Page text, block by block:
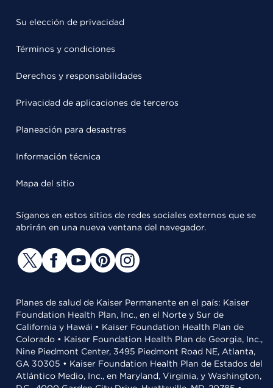
Su elección de privacidad
Términos y condiciones
Derechos y responsabilidades
Privacidad de aplicaciones de terceros
Planeación para desastres
Información técnica
Mapa del sitio
Síganos en estos sitios de redes sociales externos que se
abrirán en una nueva ventana del navegador.
Planes de salud de Kaiser Permanente en el país: Kaiser
Foundation Health Plan, Inc., en el Norte y Sur de
California y Hawái • Kaiser Foundation Health Plan de
Colorado • Kaiser Foundation Health Plan de Georgia, Inc.,
Nine Piedmont Center, 3495 Piedmont Road NE, Atlanta,
GA 30305 • Kaiser Foundation Health Plan de Estados del
Atlántico Medio, Inc., en Maryland, Virginia, y Washington,